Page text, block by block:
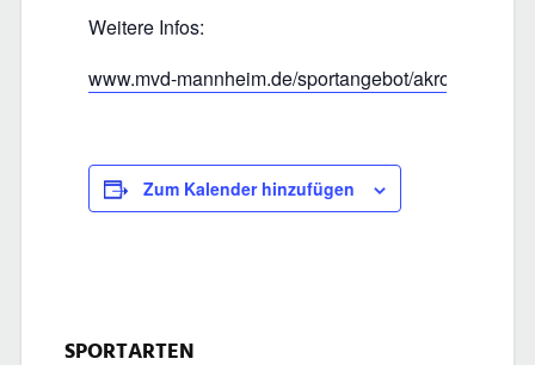
Weitere Infos:
www.mvd-mannheim.de/sportangebot/akrobatik
Zum Kalender hinzufügen
SPORTARTEN